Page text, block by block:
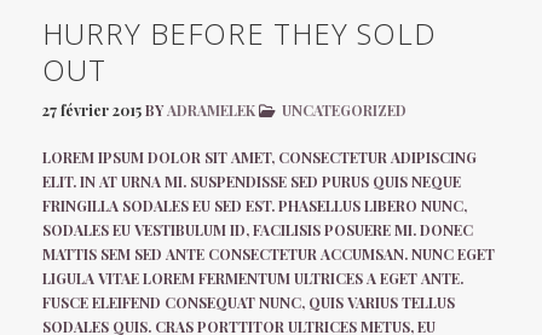
HURRY BEFORE THEY SOLD
OUT
27 février 2015BYADRAMELEK UNCATEGORIZED
LOREM IPSUM DOLOR SIT AMET, CONSECTETUR ADIPISCING
ELIT. IN AT URNA MI. SUSPENDISSE SED PURUS QUIS NEQUE
FRINGILLA SODALES EU SED EST. PHASELLUS LIBERO NUNC,
SODALES EU VESTIBULUM ID, FACILISIS POSUERE MI. DONEC
MATTIS SEM SED ANTE CONSECTETUR ACCUMSAN. NUNC EGET
LIGULA VITAE LOREM FERMENTUM ULTRICES A EGET ANTE.
FUSCE ELEIFEND CONSEQUAT NUNC, QUIS VARIUS TELLUS
SODALES QUIS. CRAS PORTTITOR ULTRICES METUS, EU